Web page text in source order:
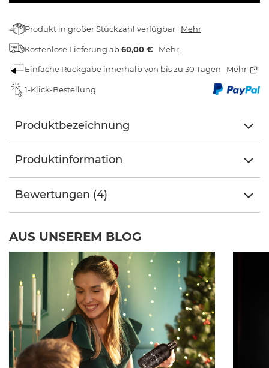
Produkt in großer Stückzahl verfügbar Mehr
Kostenlose Lieferung ab60,00 € Mehr
Einfache Rückgabe innerhalb von bis zu 30 Tagen Mehr
1-Klick-Bestellung
Produktbezeichnung
Produktinformation
Bewertungen (4)
AUS UNSEREM BLOG